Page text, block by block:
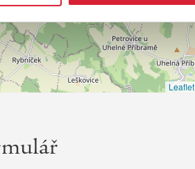
Leaflet